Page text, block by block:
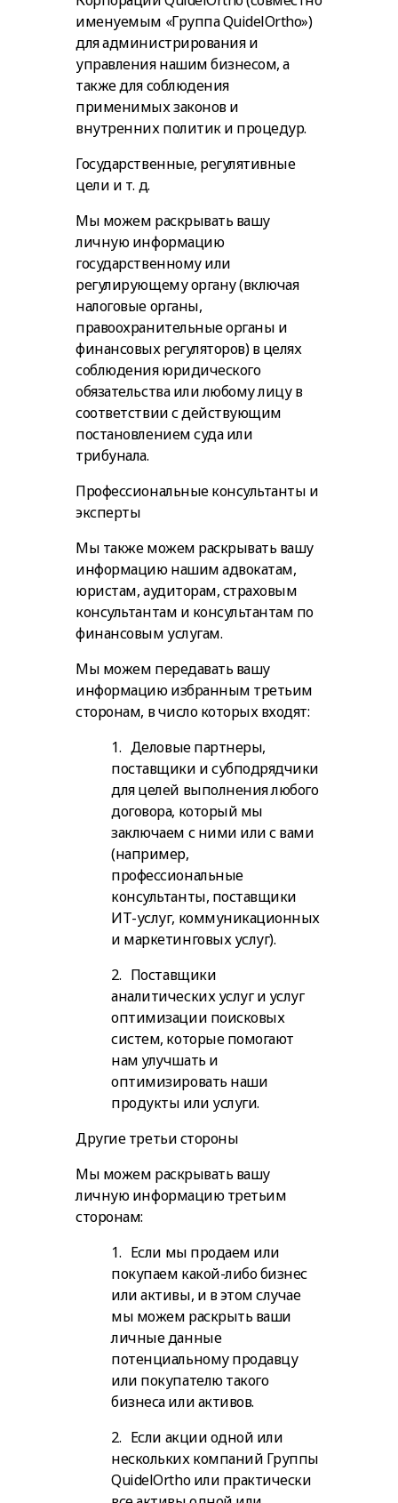
именуемым «Группа QuidelOrtho»)
для администрирования и
управления нашим бизнесом, а
также для соблюдения
применимых законов и
внутренних политик и процедур.
Государственные, регулятивные
цели и т. д.
Мы можем раскрывать вашу
личную информацию
государственному или
регулирующему органу (включая
налоговые органы,
правоохранительные органы и
финансовых регуляторов) в целях
соблюдения юридического
обязательства или любому лицу в
соответствии с действующим
постановлением суда или
трибунала.
Профессиональные консультанты и
эксперты
Мы также можем раскрывать вашу
информацию нашим адвокатам,
юристам, аудиторам, страховым
консультантам и консультантам по
финансовым услугам.
Мы можем передавать вашу
информацию избранным третьим
сторонам, в число которых входят:
1. Деловые партнеры,
поставщики и субподрядчики
для целей выполнения любого
договора, который мы
заключаем с ними или с вами
(например,
профессиональные
консультанты, поставщики
ИТ-услуг, коммуникационных
и маркетинговых услуг).
2. Поставщики
аналитических услуг и услуг
оптимизации поисковых
систем, которые помогают
нам улучшать и
оптимизировать наши
продукты или услуги.
Другие третьи стороны
Мы можем раскрывать вашу
личную информацию третьим
сторонам:
1. Если мы продаем или
покупаем какой-либо бизнес
или активы, и в этом случае
мы можем раскрыть ваши
личные данные
потенциальному продавцу
или покупателю такого
бизнеса или активов.
2. Если акции одной или
нескольких компаний Группы
QuidelOrtho или практически